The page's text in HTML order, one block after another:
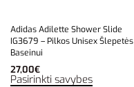
Adidas Adilette Shower Slide
IG3679 – Pilkos Unisex Šlepetės
Baseinui
27,00€
Pasirinkti savybes